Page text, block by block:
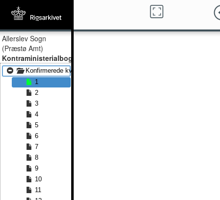
Allerslev Sogn
(Præstø Amt)
Kontraministerialbog
Konfirmerede kvinder 1815 - Konfirmerede kvinder 1825
1
2
3
4
5
6
7
8
9
10
11